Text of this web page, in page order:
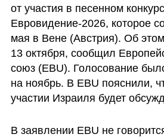
от участия в песенном
Евровидение-2026, которое
мая в Вене (Австрия). Об
13 октября, сообщил
союз (EBU). Голосование
на ноябрь. В EBU пояснили,
участии Израиля будет
В заявлении EBU не